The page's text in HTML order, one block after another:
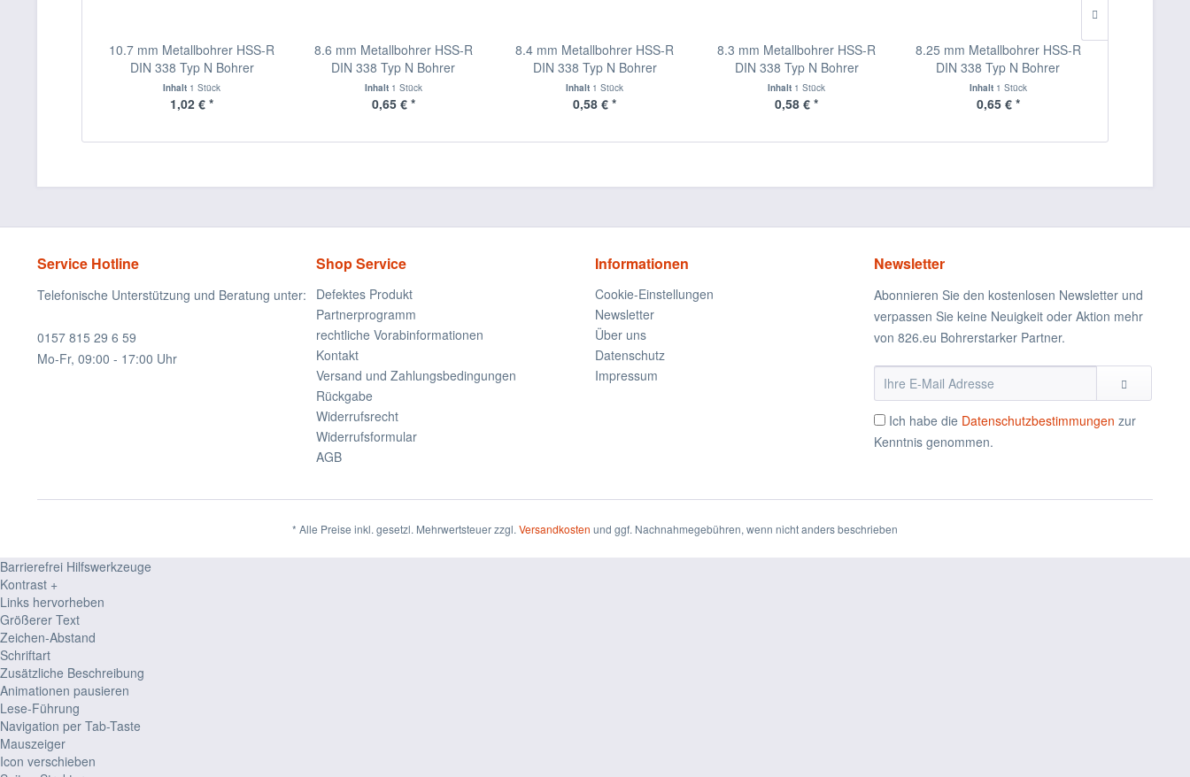
10.7 mm Metallbohrer HSS-R
DIN 338 Typ N Bohrer
Inhalt 1 Stück
1,02 € *
8.6 mm Metallbohrer HSS-R
DIN 338 Typ N Bohrer
Inhalt 1 Stück
0,65 € *
8.4 mm Metallbohrer HSS-R
DIN 338 Typ N Bohrer
Inhalt 1 Stück
0,58 € *
8.3 mm Metallbohrer HSS-R
DIN 338 Typ N Bohrer
Inhalt 1 Stück
0,58 € *
8.25 mm Metallbohrer HSS-R
DIN 338 Typ N Bohrer
Inhalt 1 Stück
0,65 € *
Service Hotline
Telefonische Unterstützung und Beratung unter:
0157 815 29 6 59
Mo-Fr, 09:00 - 17:00 Uhr
Shop Service
Defektes Produkt
Partnerprogramm
rechtliche Vorabinformationen
Kontakt
Versand und Zahlungsbedingungen
Rückgabe
Widerrufsrecht
Widerrufsformular
AGB
Informationen
Cookie-Einstellungen
Newsletter
Über uns
Datenschutz
Impressum
Newsletter
Abonnieren Sie den kostenlosen Newsletter und
verpassen Sie keine Neuigkeit oder Aktion mehr
von 826.eu Bohrerstarker Partner.
Ich habe die Datenschutzbestimmungen zur
Kenntnis genommen.
* Alle Preise inkl. gesetzl. Mehrwertsteuer zzgl. Versandkosten und ggf. Nachnahmegebühren, wenn nicht anders beschrieben
Barrierefrei Hilfswerkzeuge
Kontrast +
Links hervorheben
Größerer Text
Zeichen-Abstand
Schriftart
Zusätzliche Beschreibung
Animationen pausieren
Lese-Führung
Navigation per Tab-Taste
Mauszeiger
Icon verschieben